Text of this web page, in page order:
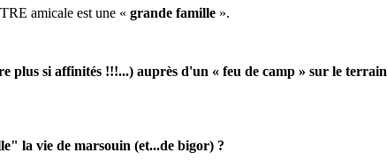
amicale est une « grande famille ».
plus si affinités !!!...) auprès d'un « feu de camp » sur le terrain
la vie de marsouin (et...de bigor) ?